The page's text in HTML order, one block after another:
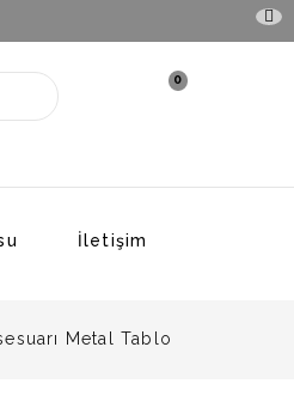
0
İletişim
Metal Tablo